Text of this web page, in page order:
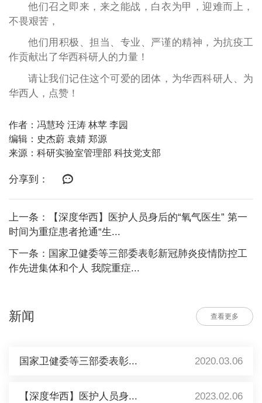
他们召之即来，来之能战，白衣为甲，迎难而上，
不畏艰苦，
他们用积极、担当、专业、严谨的精神，为抗疫工
作贡献出了华西科研人的力量！
请让我们记住这个可爱的团体，为华西科研人、为
华西人，点赞！
作者：冯慧玲 汪涛 林苹 李园
编辑：史杰蔚 袁婧 郑源
来源：科研实验室管理部 科技党支部
分享到：
上一条：【深度华西】医护人员身后的“氧气医生” 第一
时间为重症患者抢通“生...
下一条：国家卫健委等三部委表彰新冠肺炎疫情防控工
作先进集体和个人 我院重症...
新闻 查看更多
国家卫健委等三部委表彰... 2020.03.06
【深度华西】医护人员身... 2023.02.06